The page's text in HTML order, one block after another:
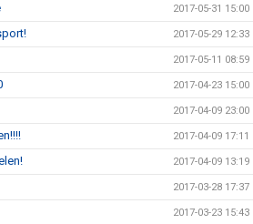
2017-05-31 15:00
2017-05-29 12:33
2017-05-11 08:59
2017-04-23 15:00
2017-04-09 23:00
2017-04-09 17:11
2017-04-09 13:19
2017-03-28 17:37
2017-03-23 15:43